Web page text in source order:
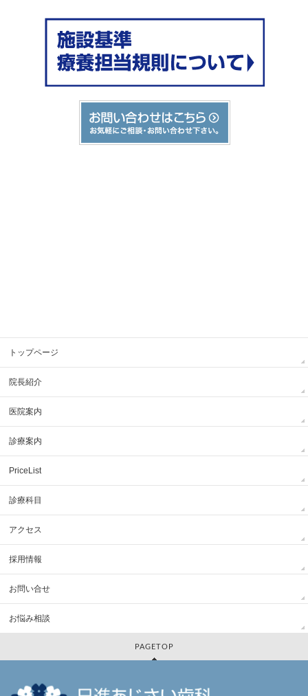
トップページ
院長紹介
医院案内
診療案内
PriceList
診療科目
アクセス
採用情報
お問い合せ
お悩み相談
PAGETOP